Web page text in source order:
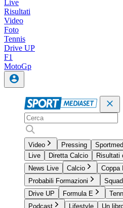
Live
Risultati
Video
Foto
Tennis
Drive UP
F1
MotoGp
Video Pressing
Live
Diretta Calcio
Risultati
News Live
Calcio Coppa
Probabili Formazioni
Drive UP
Formula E
Podcast
Lifestyle
Un